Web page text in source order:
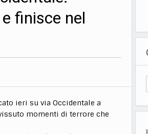
finisce nel
ieri su via Occidentale a
momenti di terrore che